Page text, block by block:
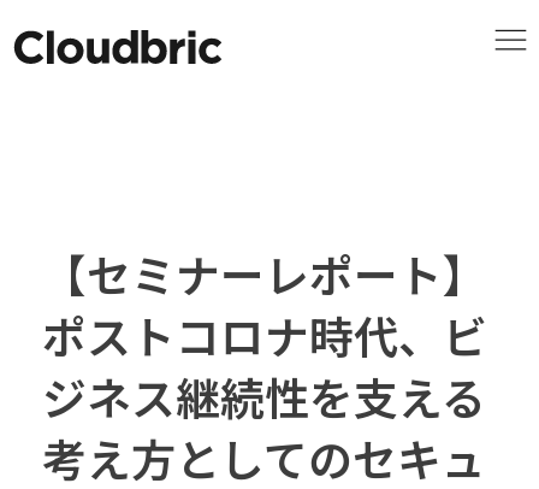
【セミナーレポート】
ポストコロナ時代、ビ
ジネス継続性を支える
考え方としてのセキュ